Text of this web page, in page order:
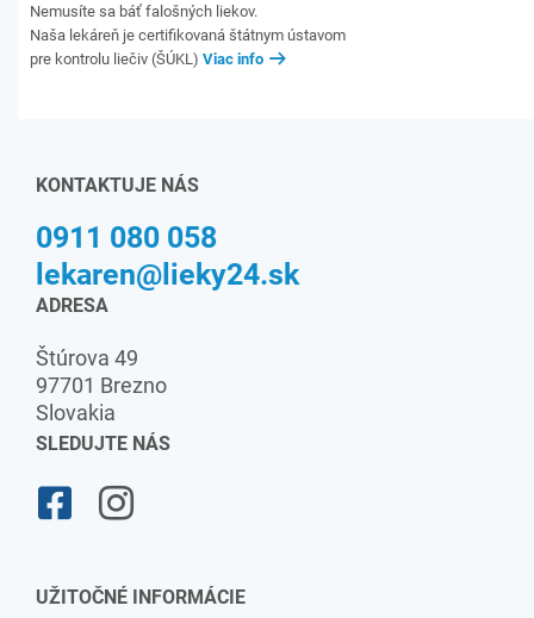
Nemusíte sa báť falošných liekov.
Naša lekáreň je certifikovaná štátnym ústavom
pre kontrolu liečiv (ŠÚKL) Viac info
KONTAKTUJE NÁS
0911 080 058
lekaren@lieky24.sk
ADRESA
Štúrova 49
97701 Brezno
Slovakia
SLEDUJTE NÁS
UŽITOČNÉ INFORMÁCIE